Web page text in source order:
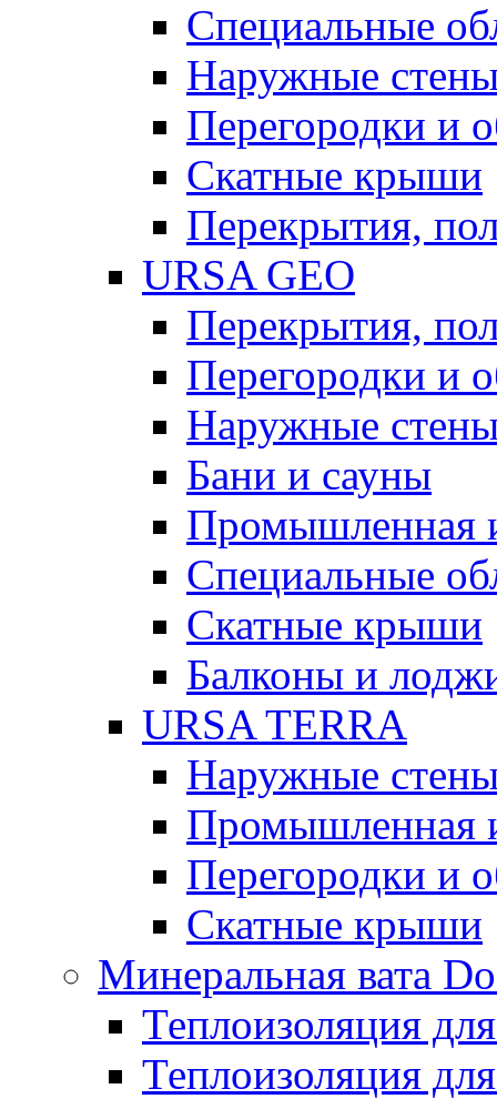
Специальные
Наружные
Перегородки и
Скатные крыши
Перекрытия,
URSA GEO
Перекрытия,
Перегородки и
Наружные
Бани и сауны
Промышленная
Специальные
Скатные крыши
Балконы и
URSA TERRA
Наружные
Промышленная
Перегородки и
Скатные крыши
Минеральная вата
Теплоизоляция
Теплоизоляция